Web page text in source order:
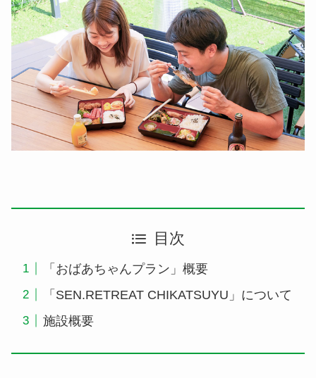
目次
「おばあちゃんプラン」概要
「SEN.RETREAT CHIKATSUYU」について
施設概要